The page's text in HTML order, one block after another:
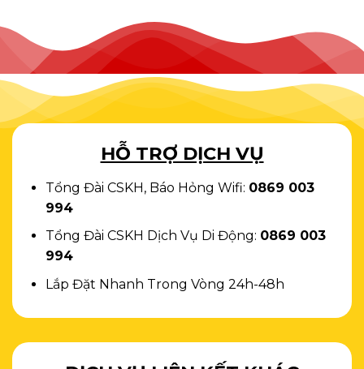
HỖ TRỢ DỊCH VỤ
Tổng Đài CSKH, Báo Hỏng Wifi: 0869 003
994
Tổng Đài CSKH Dịch Vụ Di Động: 0869 003
994
Lắp Đặt Nhanh Trong Vòng 24h-48h